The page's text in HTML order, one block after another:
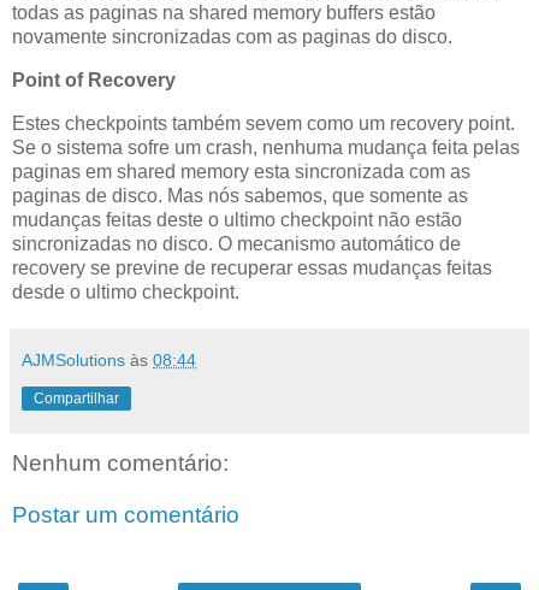
todas as paginas na shared memory buffers estão
novamente sincronizadas com as paginas do disco.
Point of Recovery
Estes checkpoints também sevem como um recovery point.
Se o sistema sofre um crash, nenhuma mudança feita pelas
paginas em shared memory esta sincronizada com as
paginas de disco. Mas nós sabemos, que somente as
mudanças feitas deste o ultimo checkpoint não estão
sincronizadas no disco. O mecanismo automático de
recovery se previne de recuperar essas mudanças feitas
desde o ultimo checkpoint.
AJMSolutions às 08:44
Compartilhar
Nenhum comentário:
Postar um comentário